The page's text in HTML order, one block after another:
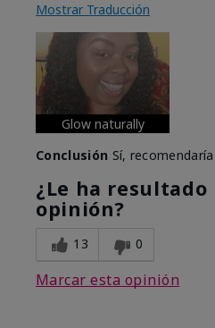
Mostrar Traducción
Glow naturally
Conclusión Sí,
¿Le ha
opinión?
13 0
Marcar esta opinión